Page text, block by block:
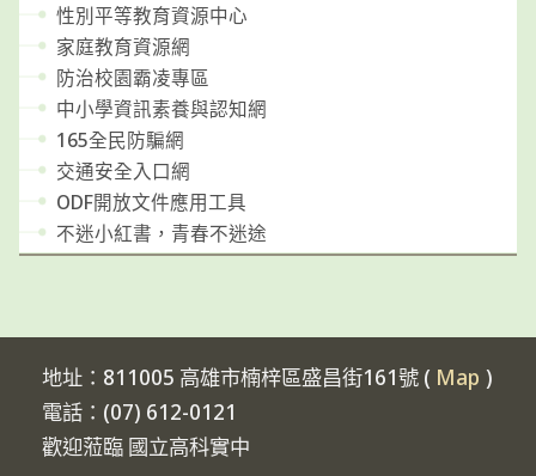
性別平等教育資源中心
家庭教育資源網
防治校園霸凌專區
中小學資訊素養與認知網
165全民防騙網
交通安全入口網
ODF開放文件應用工具
不迷小紅書，青春不迷途
地址：811005 高雄市楠梓區盛昌街161號 ( Map )
電話：(07) 612-0121
歡迎蒞臨 國立高科實中